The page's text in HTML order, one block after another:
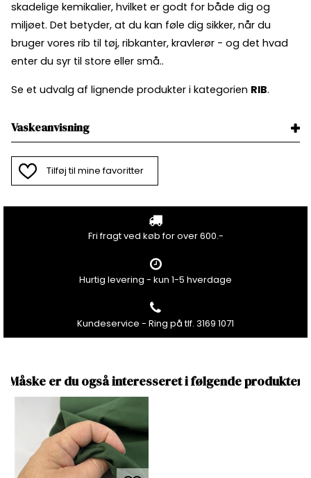
skadelige kemikalier, hvilket er godt for både dig og
miljøet. Det betyder, at du kan føle dig sikker, når du
bruger vores rib til tøj, ribkanter, kravlerør - og det hvad
enter du syr til store eller små..
Se et udvalg af lignende produkter i kategorien RIB.
Vaskeanvisning
Tilføj til mine favoritter
Fri fragt ved køb for over 600.-
Hurtig levering - kun 1-5 hverdage
Kundeservice - Ring på tlf. 3169 1071
Måske er du også interesseret i følgende produkter